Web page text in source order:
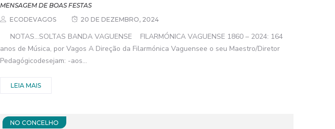
MENSAGEM DE BOAS FESTAS
ECODEVAGOS
20 DE DEZEMBRO, 2024
NOTAS…SOLTAS BANDA VAGUENSE FILARMÓNICA VAGUENSE 1860 – 2024: 164
anos de Música, por Vagos A Direção da Filarmónica Vaguensee o seu Maestro/Diretor
Pedagógicodesejam: -aos...
LEIA MAIS
NO CONCELHO